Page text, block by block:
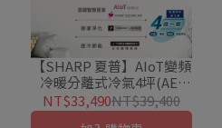
【SHARP 夏普】AIoT變頻
冷暖分離式冷氣4坪(AE-
28ZAMH/AY-28ZAMH-W)
NT$33,490NT$39,400